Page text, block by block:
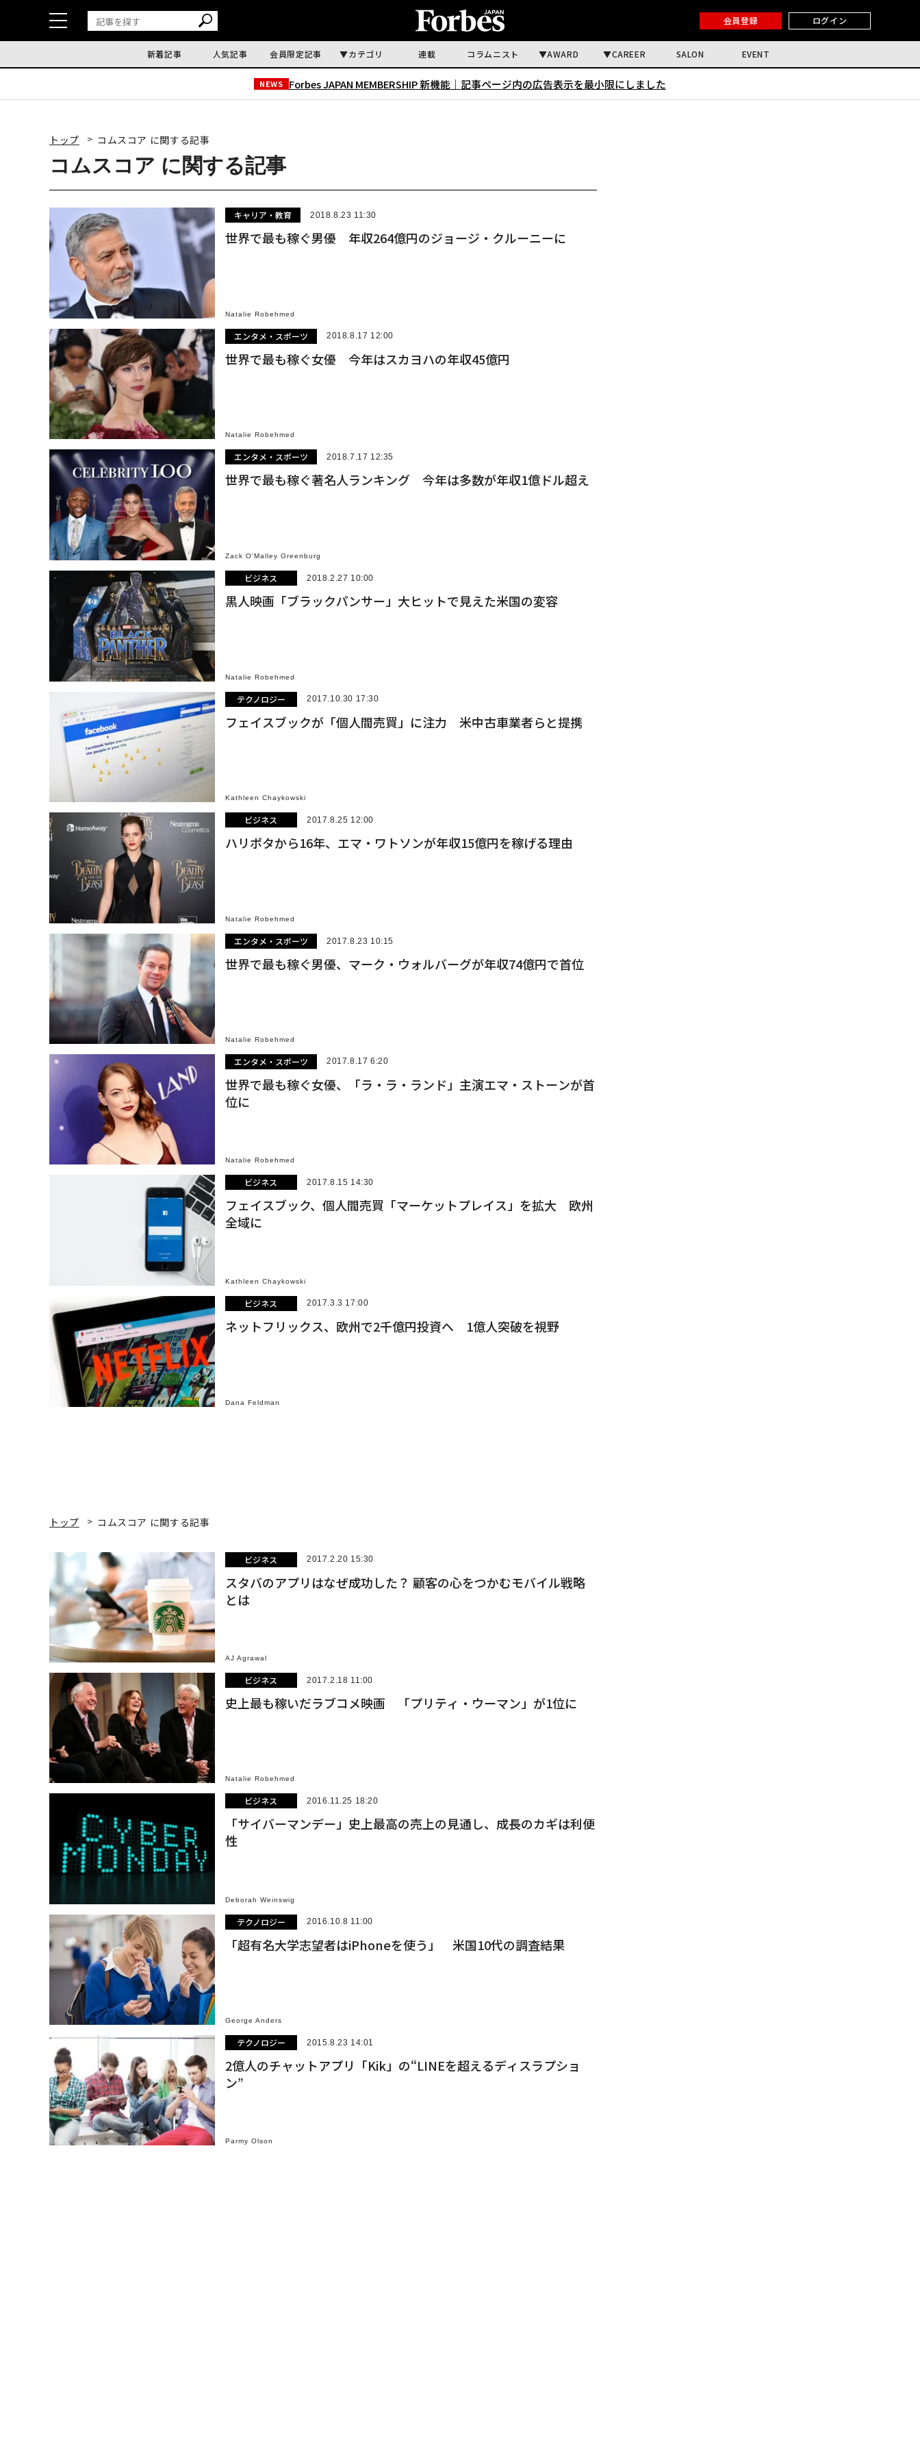
会員登録 ログイン
新着記事 人気記事 会員限定記事 カテゴリ 連載 コラムニスト AWARD CAREER SALON EVENT
NEWS Forbes JAPAN MEMBERSHIP 新機能｜ 記事ページ内の広告表示を最小限にしました
トップ コムスコア に関する記事
コムスコア に関する記事
キャリア・教育 2018.8.23 11:30
世界で最も稼ぐ男優 年収264億円のジョージ・クルーニーに
Natalie Robehmed
エンタメ・スポーツ 2018.8.17 12:00
世界で最も稼ぐ女優 今年はスカヨハの年収45億円
Natalie Robehmed
エンタメ・スポーツ 2018.7.17 12:35
世界で最も稼ぐ著名人ランキング 今年は多数が年収1億ドル超え
Zack O'Malley Greenburg
ビジネス 2018.2.27 10:00
黒人映画「ブラックパンサー」大ヒットで見えた米国の変容
Natalie Robehmed
テクノロジー 2017.10.30 17:30
フェイスブックが「個人間売買」に注力 米中古車業者らと提携
Kathleen Chaykowski
ビジネス 2017.8.25 12:00
ハリポタから16年、エマ・ワトソンが年収15億円を稼げる理由
Natalie Robehmed
エンタメ・スポーツ 2017.8.23 10:15
世界で最も稼ぐ男優、マーク・ウォルバーグが年収74億円で首位
Natalie Robehmed
エンタメ・スポーツ 2017.8.17 6:20
世界で最も稼ぐ女優、「ラ・ラ・ランド」主演エマ・ストーンが首
位に
Natalie Robehmed
ビジネス 2017.8.15 14:30
フェイスブック、個人間売買「マーケットプレイス」を拡大 欧州
全域に
Kathleen Chaykowski
ビジネス 2017.3.3 17:00
ネットフリックス、欧州で2千億円投資へ 1億人突破を視野
Dana Feldman
トップ コムスコア に関する記事
ビジネス 2017.2.20 15:30
スタバのアプリはなぜ成功した？ 顧客の心をつかむモバイル戦略
とは
AJ Agrawal
ビジネス 2017.2.18 11:00
史上最も稼いだラブコメ映画 「プリティ・ウーマン」が1位に
Natalie Robehmed
ビジネス 2016.11.25 18:20
「サイバーマンデー」史上最高の売上の見通し、成長のカギは利便
性
Deborah Weinswig
テクノロジー 2016.10.8 11:00
「超有名大学志望者はiPhoneを使う」 米国10代の調査結果
George Anders
テクノロジー 2015.8.23 14:01
2億人のチャットアプリ「Kik」の“LINEを超えるディスラプショ
ン”
Parmy Olson